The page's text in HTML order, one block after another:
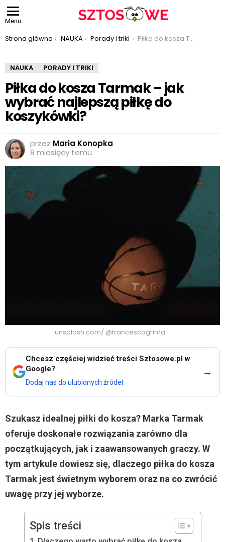
Menu
Jesteś tutaj:
Strona główna NAUKA Porady i triki Piłka do kosza Tarmak – jak wybrać najlepszą piłkę do koszykówki?
NAUKA PORADY I TRIKI
Piłka do kosza Tarmak – jak
wybrać najlepszą piłkę do
koszykówki?
przez Maria Konopka
8 miesięcy temu
unsplash.com/ @francescagrima
Chcesz częściej widzieć treści Sztosowe.pl w
Google?
Dodaj nas do ulubionych źródeł
→
Szukasz idealnej piłki do kosza? Marka Tarmak
oferuje doskonałe rozwiązania zarówno dla
początkujących, jak i zaawansowanych graczy. W
tym artykule dowiesz się, dlaczego piłka do kosza
Tarmak jest świetnym wyborem oraz na co zwrócić
uwagę przy jej wyborze.
Spis treści